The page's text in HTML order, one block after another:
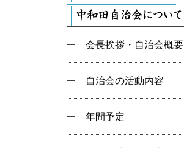
会長挨拶・自治会概要
自治会の活動内容
年間予定